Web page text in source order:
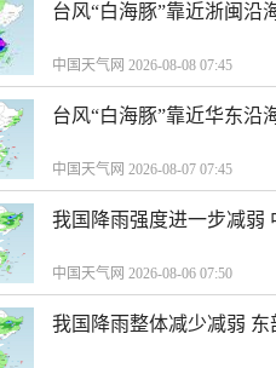
台风“白海豚”靠近浙闽沿
中国天气网 2026-08-08 07:45
台风“白海豚”靠近华东沿
中国天气网 2026-08-07 07:45
我国降雨强度进一步减弱
中国天气网 2026-08-06 07:50
我国降雨整体减少减弱